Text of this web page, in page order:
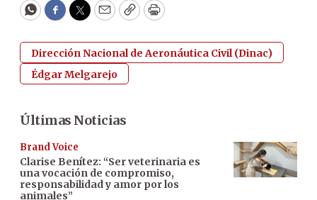
WhatsApp
Facebook
Twitter
EmailCopyPrint
Dirección Nacional de Aeronáutica Civil (Dinac)
Édgar Melgarejo
Últimas Noticias
Brand Voice
Clarise Benítez: “Ser veterinaria es
una vocación de compromiso,
responsabilidad y amor por los
animales”